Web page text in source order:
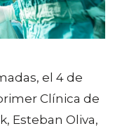
el 4 de
Clínica de
Esteban Oliva,